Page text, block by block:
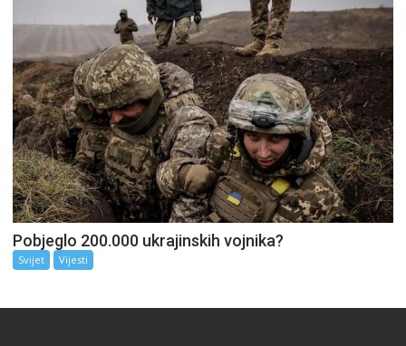
Pobjeglo 200.000 ukrajinskih vojnika?
Svijet Vijesti